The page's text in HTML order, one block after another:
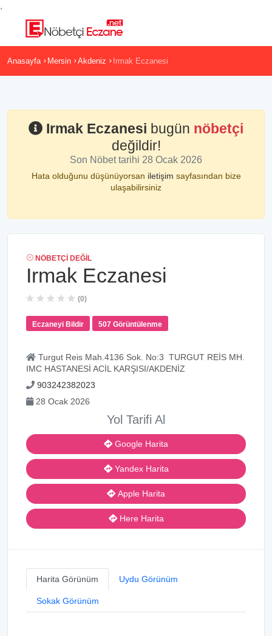
Anasayfa Mersin Akdeniz Irmak Eczanesi
Irmak Eczanesi bugün nöbetçi
değildir!
Son Nöbet tarihi 28 Ocak 2026
Hata olduğunu düşünüyorsan iletişim sayfasından bize
ulaşabilirsiniz
NÖBETÇI DEĞIL
Irmak Eczanesi
(0)
Eczaneyi Bildir 507 Görüntülenme
Turgut Reis Mah.4136 Sok. No:3 TURGUT REİS MH.
IMC HASTANESİ ACİL KARŞISI/AKDENİZ
903242382023
28 Ocak 2026
Yol Tarifi Al
Google Harita
Yandex Harita
Apple Harita
Here Harita
Harita Görünüm Uydu Görünüm
Sokak Görünüm